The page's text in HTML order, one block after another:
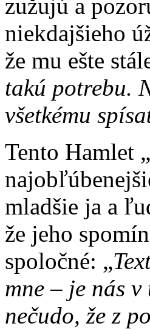
zužujú a
niekdajšieho
že mu ešte
takú potrebu.
všetkému
Tento Hamlet
mladšie ja a
že jeho
spoločné: „
mne – je nás
nečudo, že z